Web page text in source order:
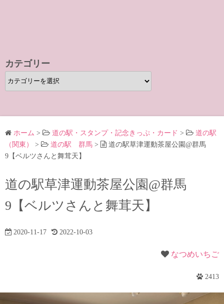
カテゴリー
カ
テ
リ
ー ホーム > 道の駅・スタンプ・記念きっぷ・カード >
道の駅
（関東）
> 道の駅 群馬 >
道の駅草津運動茶屋公園@群馬
9【ベルツさんと舞茸天】
道の駅草津運動茶屋公園@群馬
9【ベルツさんと舞茸天】
2020-11-17 2022-10-03
なつめいちご
2413